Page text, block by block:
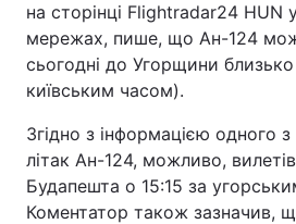
на сторінці Flightradar24 HUN
мережах, пише, що Ан-124
сьогодні до Угорщини
київським часом).
Згідно з інформацією одного з
літак Ан-124, можливо,
Будапешта о 15:15 за
Коментатор також зазначив,